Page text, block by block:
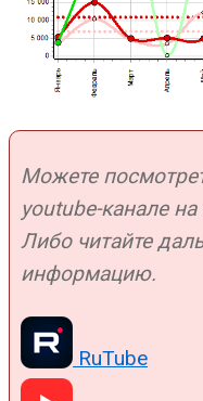
Можете
youtube-канале на
Либо читайте
информацию.
RuTube